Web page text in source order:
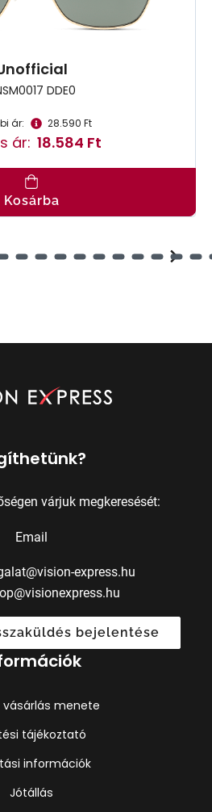
DDE0
ár: 28.590 Ft
ár: 18.584 Ft
Kosárba
várjuk megkeresését:
Email
express.hu
bejelentése
vásárlás menete
tájékoztató
információk
Jótállás